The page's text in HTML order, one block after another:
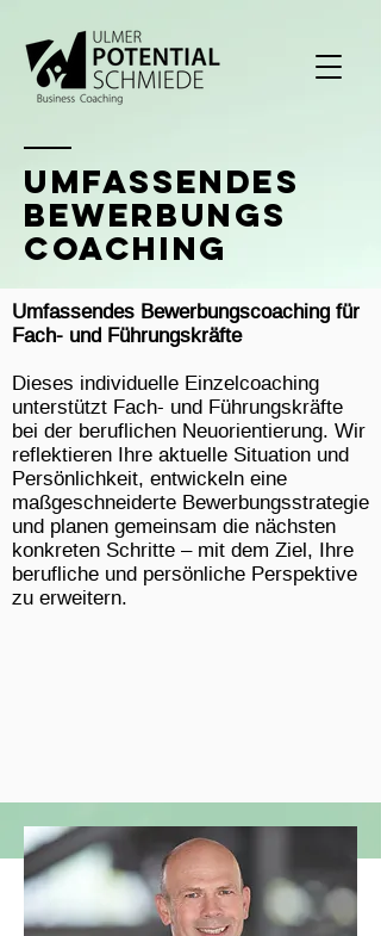
UMFassendes
bewerbungs
coaching
Umfassendes Bewerbungscoaching für
Fach- und Führungskräfte
Dieses individuelle Einzelcoaching
unterstützt Fach- und Führungskräfte
bei der beruflichen Neuorientierung. Wir
reflektieren Ihre aktuelle Situation und
Persönlichkeit, entwickeln eine
maßgeschneiderte Bewerbungsstrategie
und planen gemeinsam die nächsten
konkreten Schritte – mit dem Ziel, Ihre
berufliche und persönliche Perspektive
zu erweitern.